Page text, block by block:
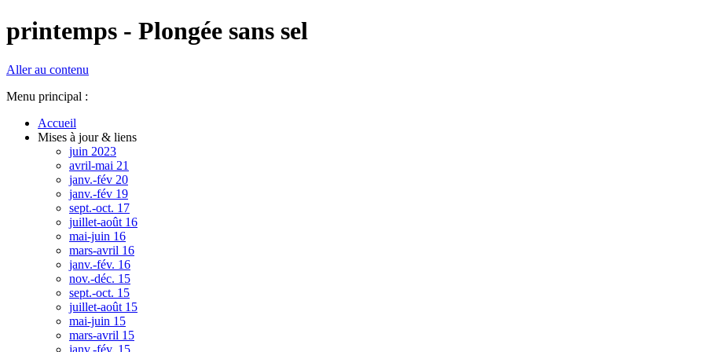
printemps - Plongée sans sel
Aller au contenu
Menu principal :
Accueil
Mises à jour & liens
juin 2023
avril-mai 21
janv.-fév 20
janv.-fév 19
sept.-oct. 17
juillet-août 16
mai-juin 16
mars-avril 16
janv.-fév. 16
nov.-déc. 15
sept.-oct. 15
juillet-août 15
mai-juin 15
mars-avril 15
janv.-fév. 15